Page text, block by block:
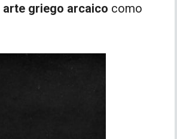
arte griego arcaico como